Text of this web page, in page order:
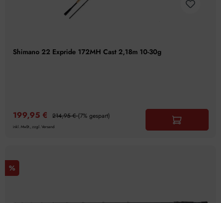
Shimano 22 Expride 172MH Cast 2,18m 10-30g
199,95 € 214,95 €(7% gespart)
inkl. MwSt., zzgl. Versand
%